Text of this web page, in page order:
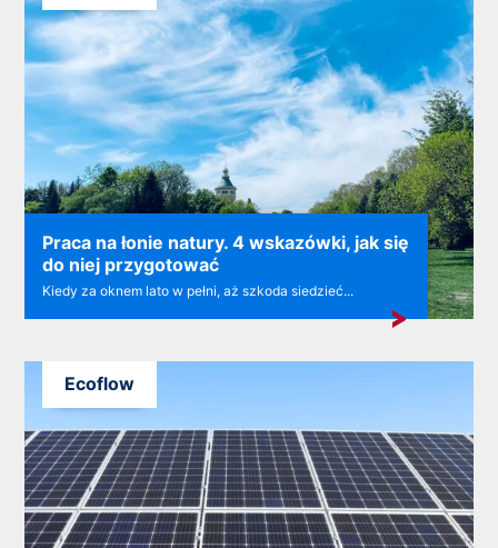
Praca na łonie natury. 4 wskazówki, jak się
do niej przygotować
Kiedy za oknem lato w pełni, aż szkoda siedzieć...
Ecoflow